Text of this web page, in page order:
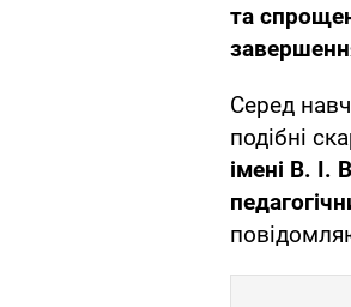
та
Серед
подібні
імені В.